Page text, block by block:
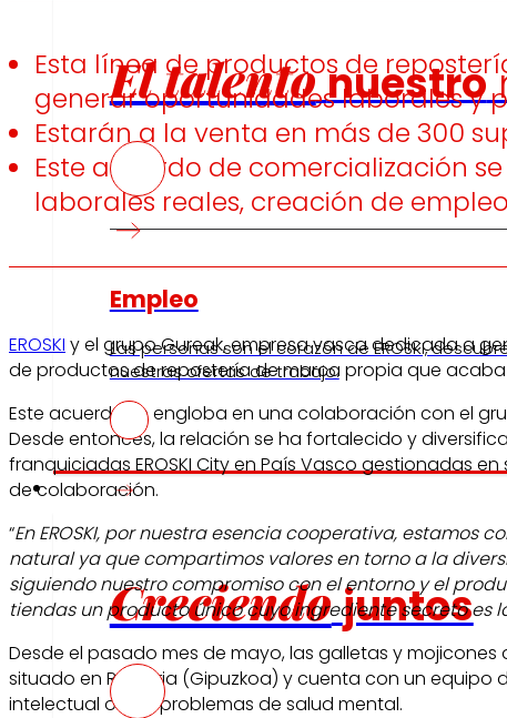
El talentonuestro
Empleo
Las personas son el corazón de EROSKI,
nuestras ofertas de trabajo.
Inversores
Creciendojuntos
Esta línea de productos de
generar oportunidades laborales y
Estarán a la venta en más de 300
Este acuerdo de comercialización
laborales reales, creación de
EROSKI y el grupo Gureak, empresa vasca dedicada a
de productos de repostería de marca propia que acaba
Este acuerdo se engloba en una colaboración con el
Desde entonces, la relación se ha fortalecido y
franquiciadas EROSKI City en País Vasco gestionadas
de colaboración.
“En EROSKI, por nuestra esencia cooperativa,
natural ya que compartimos valores en torno a la
siguiendo nuestro compromiso con el entorno y el
tiendas un producto único cuyo ingrediente secreto es
Desde el pasado mes de mayo, las galletas y mojicones
situado en Renteria (Gipuzkoa) y cuenta con un
intelectual o con problemas de salud mental.